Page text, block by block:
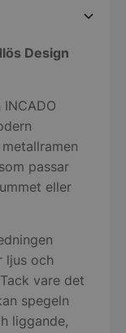
Design
passar
eller
ljus och
vare det
spegeln
liggande,